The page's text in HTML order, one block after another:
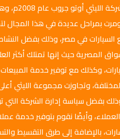
تأسست
ومرت بمراحل عديدة في هذا المجال
السيارات في مصر، وذلك بفضل
المصرية حيث إنها تمتلك أكثر
وكذلك مع توفير خدمة
وتجاوزت مجموعة الليثي
وذلك بفضل سياسة إدارة الشركة
وأيضًا نقوم بتوفير خدمة
بالإضافة إلى طرق التقسيط